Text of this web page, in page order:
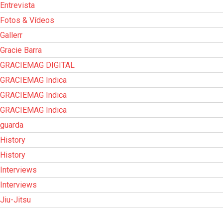
Entrevista
Fotos & Vídeos
Gallerr
Gracie Barra
GRACIEMAG DIGITAL
GRACIEMAG Indica
GRACIEMAG Indica
GRACIEMAG Indica
guarda
History
History
Interviews
Interviews
Jiu-Jitsu